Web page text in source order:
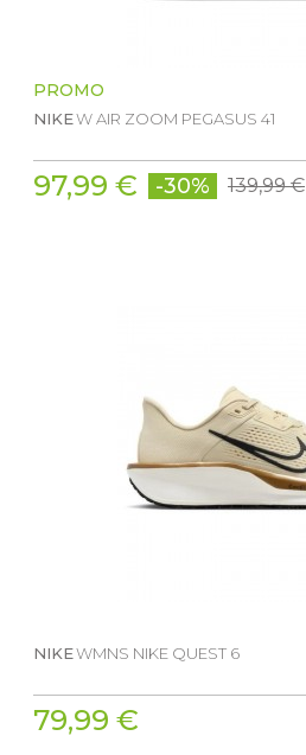
PROMO
NIKEW AIR ZOOM PEGASUS 41
97,99 € -30% 139,99 €
NIKEWMNS NIKE QUEST 6
79,99 €